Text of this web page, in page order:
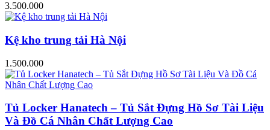
3.500.000
Kệ kho trung tải Hà Nội
1.500.000
Tủ Locker Hanatech – Tủ Sắt Đựng Hồ Sơ Tài Liệu
Và Đồ Cá Nhân Chất Lượng Cao